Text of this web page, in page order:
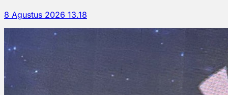
8 Agustus 2026 13.18